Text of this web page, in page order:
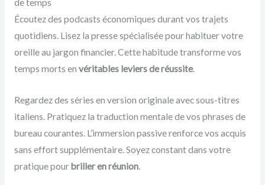
de temps
Écoutez des podcasts économiques durant vos trajets
quotidiens. Lisez la presse spécialisée pour habituer votre
oreille au jargon financier. Cette habitude transforme vos
temps morts en véritables leviers de réussite.
Regardez des séries en version originale avec sous-titres
italiens. Pratiquez la traduction mentale de vos phrases de
bureau courantes. L’immersion passive renforce vos acquis
sans effort supplémentaire. Soyez constant dans votre
pratique pourbriller en réunion.